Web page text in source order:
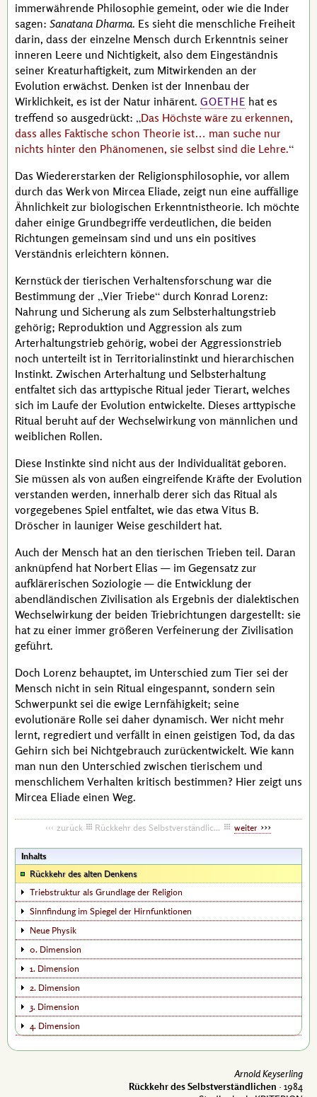
immerwährende Philosophie gemeint, oder wie die Inder
sagen: Sanatana Dharma. Es sieht die menschliche Freiheit
darin, dass der einzelne Mensch durch Erkenntnis seiner
inneren Leere und Nichtigkeit, also dem Eingeständnis
seiner Kreaturhaftigkeit, zum Mitwirkenden an der
Evolution erwächst. Denken ist der Innenbau der
Wirklichkeit, es ist der Natur inhärent. GOETHE hat es
treffend so ausgedrückt:
Das Höchste wäre zu erkennen,
dass alles Faktische schon Theorie ist… man suche nur
nichts hinter den Phänomenen, sie selbst sind die Lehre.
Das Wiedererstarken der Religionsphilosophie, vor allem
durch das Werk von Mircea Eliade, zeigt nun eine auffällige
Ähnlichkeit zur biologischen Erkenntnistheorie. Ich möchte
daher einige Grundbegriffe verdeutlichen, die beiden
Richtungen gemeinsam sind und uns ein positives
Verständnis erleichtern können.
Kernstück der tierischen Verhaltensforschung war die
Bestimmung der Vier Triebe durch Konrad Lorenz:
Nahrung und Sicherung als zum Selbsterhaltungstrieb
gehörig; Reproduktion und Aggression als zum
Arterhaltungstrieb gehörig, wobei der Aggressionstrieb
noch unterteilt ist in Territorialinstinkt und hierarchischen
Instinkt. Zwischen Arterhaltung und Selbsterhaltung
entfaltet sich das arttypische Ritual jeder Tierart, welches
sich im Laufe der Evolution entwickelte. Dieses arttypische
Ritual beruht auf der Wechselwirkung von männlichen und
weiblichen Rollen.
Diese Instinkte sind nicht aus der Individualität geboren.
Sie müssen als von außen eingreifende Kräfte der Evolution
verstanden werden, innerhalb derer sich das Ritual als
vorgegebenes Spiel entfaltet, wie das etwa Vitus B.
Dröscher in launiger Weise geschildert hat.
Auch der Mensch hat an den tierischen Trieben teil. Daran
anknüpfend hat Norbert Elias — im Gegensatz zur
aufklärerischen Soziologie — die Entwicklung der
abendländischen Zivilisation als Ergebnis der dialektischen
Wechselwirkung der beiden Triebrichtungen dargestellt: sie
hat zu einer immer größeren Verfeinerung der Zivilisation
geführt.
Doch Lorenz behauptet, im Unterschied zum Tier sei der
Mensch nicht in sein Ritual eingespannt, sondern sein
Schwerpunkt sei die ewige Lernfähigkeit; seine
evolutionäre Rolle sei daher dynamisch. Wer nicht mehr
lernt, regrediert und verfällt in einen geistigen Tod, da das
Gehirn sich bei Nichtgebrauch zurückentwickelt. Wie kann
man nun den Unterschied zwischen tierischem und
menschlichem Verhalten kritisch bestimmen? Hier zeigt uns
Mircea Eliade einen Weg.
zurück Rückkehr des Selbstverständlichen weiter
Inhalts
Rückkehr des alten Denkens
Triebstruktur als Grundlage der Religion
Sinnfindung im Spiegel der Hirnfunktionen
Neue Physik
0. Dimension
1. Dimension
2. Dimension
3. Dimension
4. Dimension
Arnold Keyserling
Rückkehr des Selbstverständlichen · 1984